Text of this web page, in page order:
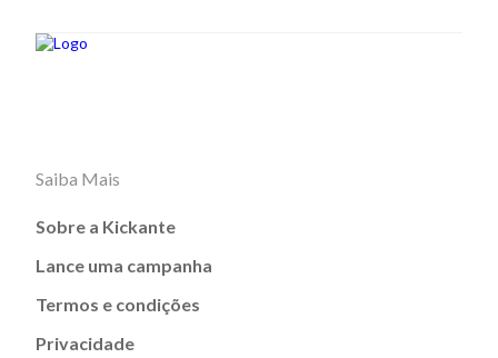
Saiba Mais
Sobre a Kickante
Lance uma campanha
Termos e condições
Privacidade